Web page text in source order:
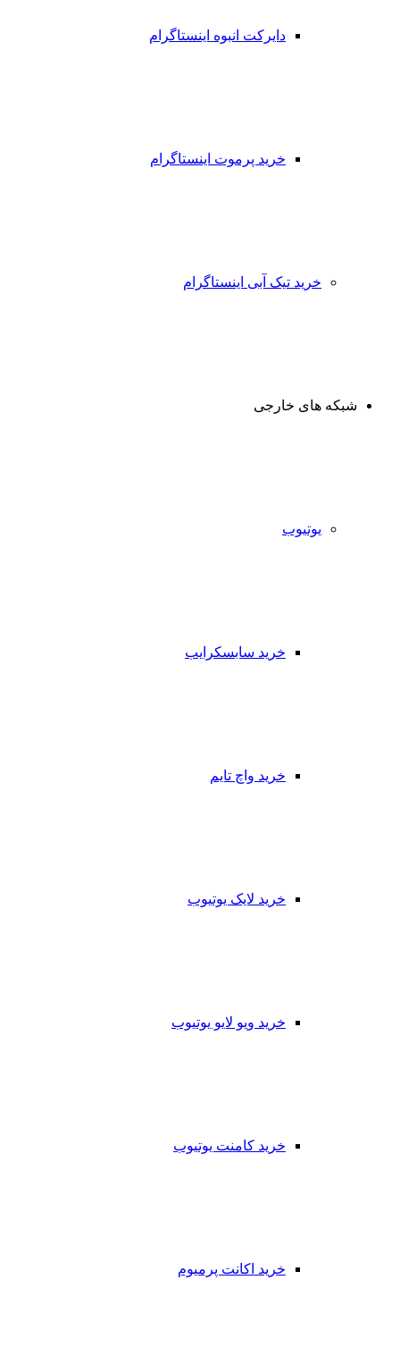
دایرکت انبوه اینستاگرام
خرید پرموت اینستاگرام
خرید تیک آبی اینستاگرام
شبکه های خارجی
یوتیوب
خرید سابسکرایب
خرید واچ تایم
خرید لایک یوتیوب
خرید ویو لایو یوتیوب
خرید کامنت یوتیوب
خرید اکانت پرمیوم